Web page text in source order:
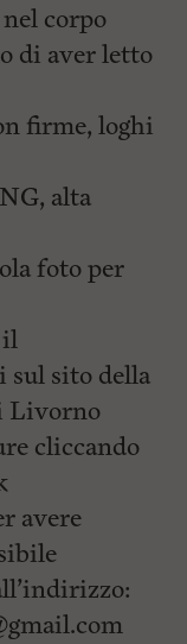
corpo
di aver letto
firme, loghi
alta
foto per
sul sito della
Livorno
cliccando
avere